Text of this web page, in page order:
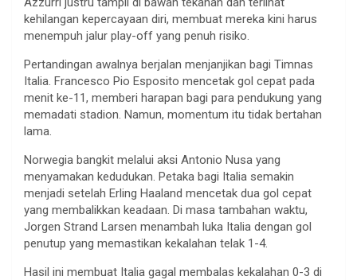
kehilangan kepercayaan diri, membuat mereka kini harus
menempuh jalur play-off yang penuh risiko.
Pertandingan awalnya berjalan menjanjikan bagi Timnas
Italia. Francesco Pio Esposito mencetak gol cepat pada
menit ke-11, memberi harapan bagi para pendukung yang
memadati stadion. Namun, momentum itu tidak bertahan
lama.
Norwegia bangkit melalui aksi Antonio Nusa yang
menyamakan kedudukan. Petaka bagi Italia semakin
menjadi setelah Erling Haaland mencetak dua gol cepat
yang membalikkan keadaan. Di masa tambahan waktu,
Jorgen Strand Larsen menambah luka Italia dengan gol
penutup yang memastikan kekalahan telak 1-4.
Hasil ini membuat Italia gagal membalas kekalahan 0-3 di